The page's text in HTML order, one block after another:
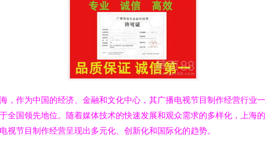
，作为中国的经济、金融和文化中心，其广播电视节目制作经营行业
全国领先地位。随着媒体技术的快速发展和观众需求的多样化，上海
视节目制作经营呈现出多元化、创新化和国际化的趋势。